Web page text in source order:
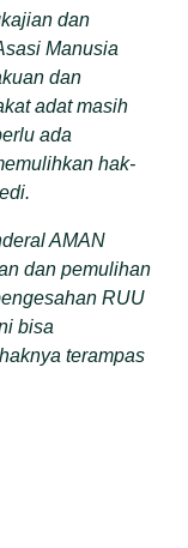
dan
Manusia
dan
adat masih
ada
hak-
AMAN
dan pemulihan
RUU
bisa
terampas